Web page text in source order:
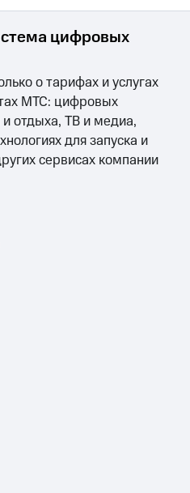
цифровых
о тарифах и услугах
МТС: цифровых
отдыха, ТВ и медиа,
для запуска и
сервисах компании